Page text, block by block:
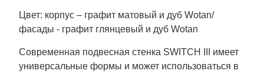
Цвет: корпус – графит матовый и дуб Wotan/
фасады - графит глянцевый и дуб Wotan
Современная подвесная стенка SWITCH III имеет
универсальные формы и может использоваться в